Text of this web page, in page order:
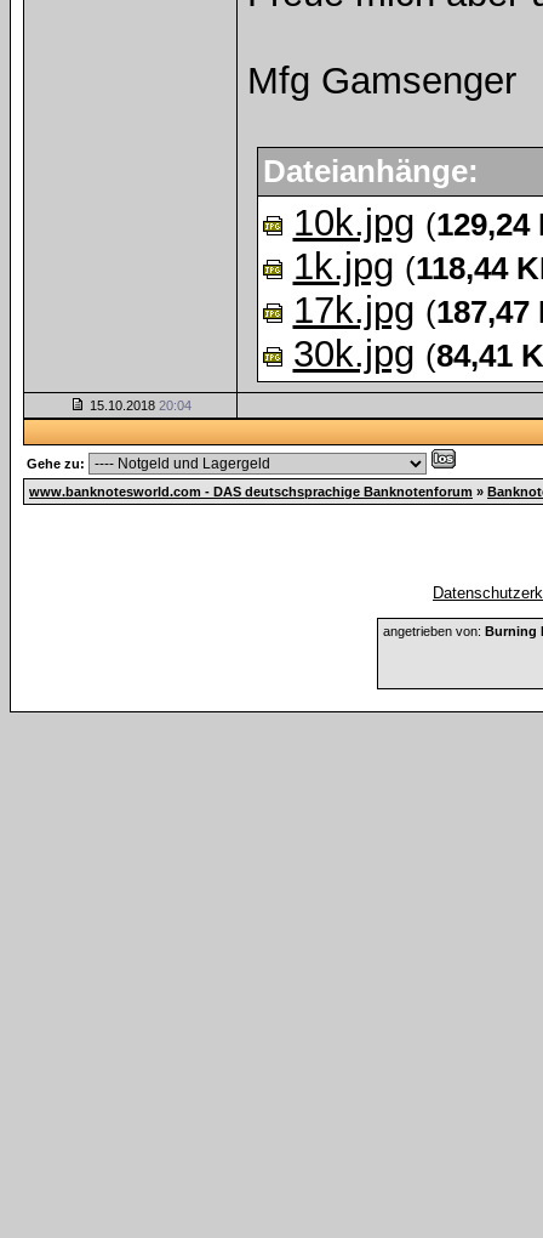
Mfg Gamsenger
Dateianhänge:
10k.jpg (129,24
1k.jpg (118,44
17k.jpg (187,47
30k.jpg (84,41
15.10.2018 20:04
Gehe zu:
www.banknotesworld.com - DAS deutschsprachige Banknotenforum »
angetrieben von: Burning